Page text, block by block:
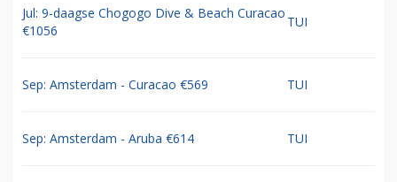
Jul: 9-daagse Chogogo Dive & Beach Curacao
€1056
TUI
Sep: Amsterdam - Curacao €569 TUI
Sep: Amsterdam - Aruba €614 TUI